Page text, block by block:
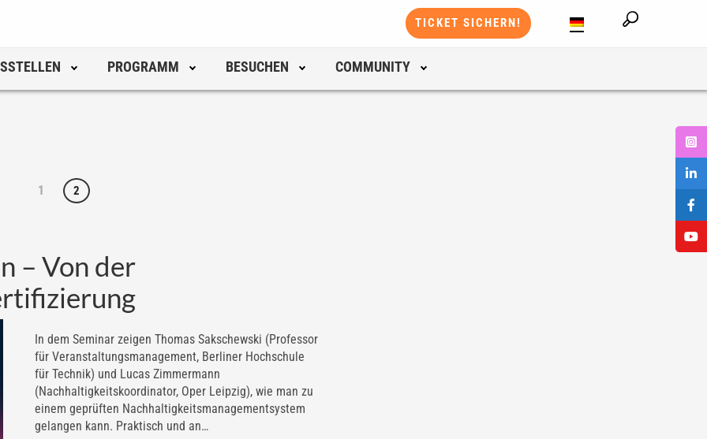
TICKET SICHERN!
PROGRAMM BESUCHEN COMMUNITY
1 2
– Von der
In dem Seminar zeigen Thomas Sakschewski (Professor
für Veranstaltungsmanagement, Berliner Hochschule
für Technik) und Lucas Zimmermann
(Nachhaltigkeitskoordinator, Oper Leipzig), wie man zu
einem geprüften Nachhaltigkeitsmanagementsystem
gelangen kann. Praktisch und an…